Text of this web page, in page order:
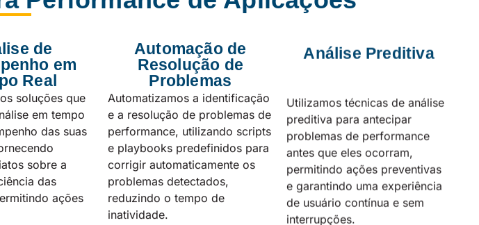
de
em
Real
soluções que
em tempo
das suas
sobre a
das
ações
Automação de
Resolução de
Problemas
Automatizamos a identificação
e a resolução de problemas de
performance, utilizando scripts
e playbooks predefinidos para
corrigir automaticamente os
problemas detectados,
reduzindo o tempo de
inatividade.
Análise Preditiva
Utilizamos técnicas de análise
preditiva para antecipar
problemas de performance
antes que eles ocorram,
permitindo ações preventivas
e garantindo uma experiência
de usuário contínua e sem
interrupções.